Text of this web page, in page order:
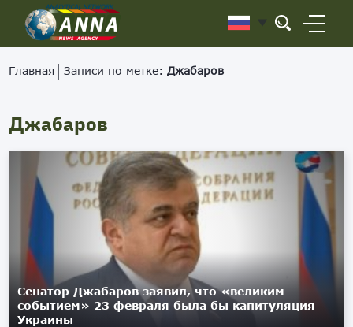
Главная Записи по метке:Джабаров
Джабаров
Сенатор Джабаров заявил, что «великим
событием» 23 февраля была бы капитуляция
Украины